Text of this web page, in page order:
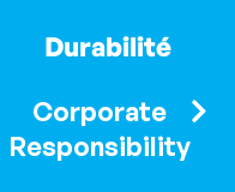
Durabilité
Corporate
Responsibility